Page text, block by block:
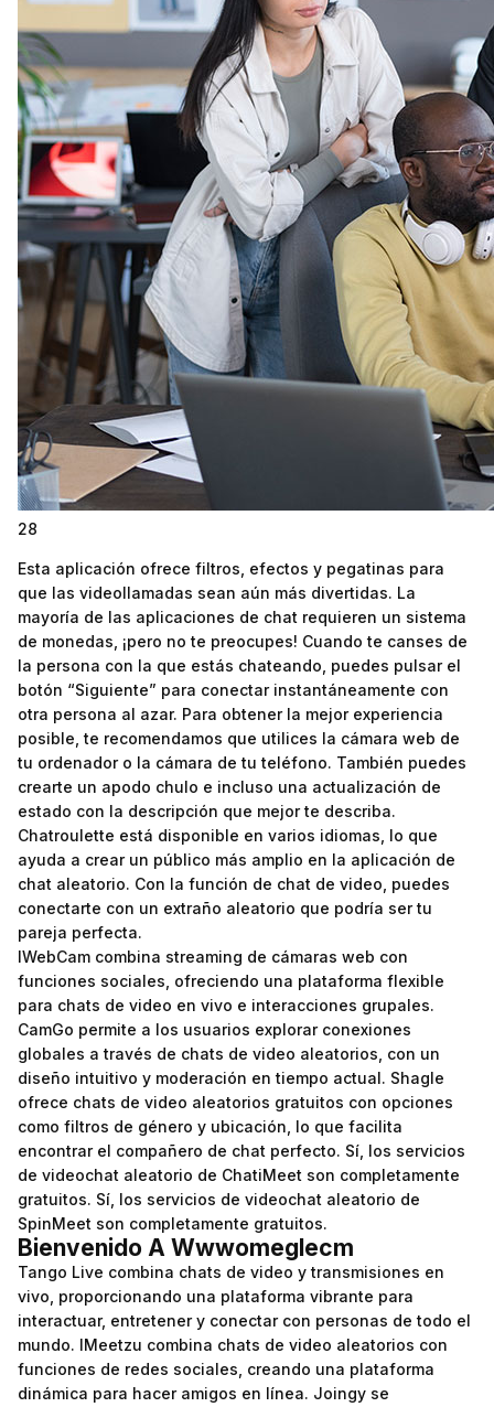
28
Esta aplicación ofrece filtros, efectos y pegatinas para
que las videollamadas sean aún más divertidas. La
mayoría de las aplicaciones de chat requieren un sistema
de monedas, ¡pero no te preocupes! Cuando te canses de
la persona con la que estás chateando, puedes pulsar el
botón “Siguiente” para conectar instantáneamente con
otra persona al azar. Para obtener la mejor experiencia
posible, te recomendamos que utilices la cámara web de
tu ordenador o la cámara de tu teléfono. También puedes
crearte un apodo chulo e incluso una actualización de
estado con la descripción que mejor te describa.
Chatroulette está disponible en varios idiomas, lo que
ayuda a crear un público más amplio en la aplicación de
chat aleatorio. Con la función de chat de video, puedes
conectarte con un extraño aleatorio que podría ser tu
pareja perfecta.
IWebCam combina streaming de cámaras web con
funciones sociales, ofreciendo una plataforma flexible
para chats de video en vivo e interacciones grupales.
CamGo permite a los usuarios explorar conexiones
globales a través de chats de video aleatorios, con un
diseño intuitivo y moderación en tiempo actual. Shagle
ofrece chats de video aleatorios gratuitos con opciones
como filtros de género y ubicación, lo que facilita
encontrar el compañero de chat perfecto. Sí, los servicios
de videochat aleatorio de ChatiMeet son completamente
gratuitos. Sí, los servicios de videochat aleatorio de
SpinMeet son completamente gratuitos.
Bienvenido A Wwwomeglecm
Tango Live combina chats de video y transmisiones en
vivo, proporcionando una plataforma vibrante para
interactuar, entretener y conectar con personas de todo el
mundo. IMeetzu combina chats de video aleatorios con
funciones de redes sociales, creando una plataforma
dinámica para hacer amigos en línea. Joingy se